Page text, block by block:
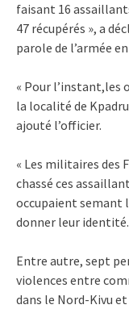
faisant 16
47 récupérés », a
parole de l’armée
« Pour l’instant,les
la localité de
ajouté l’officier.
« Les militaires des
chassé ces
occupaient semant
donner leur identité.
Entre autre, sept
violences entre
dans le Nord-Kivu